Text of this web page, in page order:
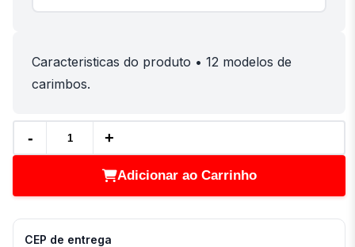
Caracteristicas do produto • 12 modelos de
carimbos.
- +
Adicionar ao Carrinho
CEP de entrega